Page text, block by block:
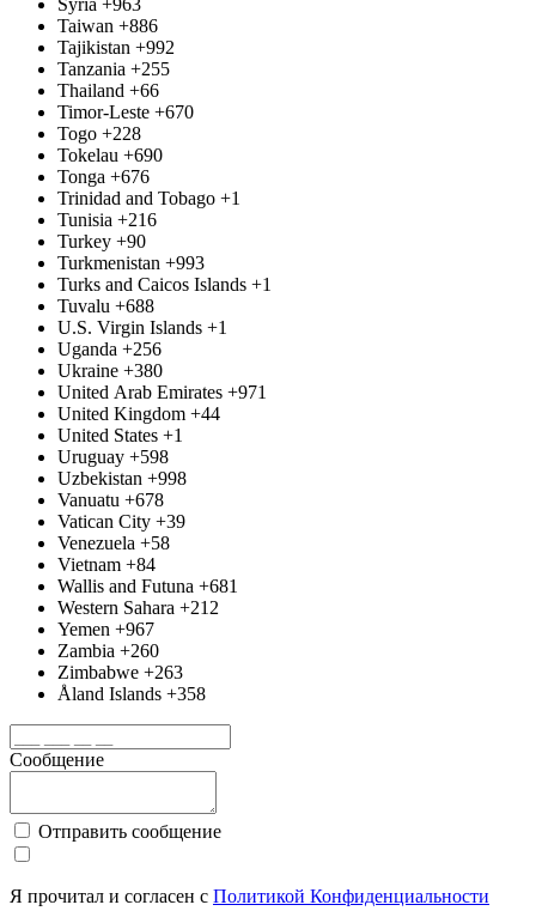
Syria +963
Taiwan +886
Tajikistan +992
Tanzania +255
Thailand +66
Timor-Leste +670
Togo +228
Tokelau +690
Tonga +676
Trinidad and Tobago +1
Tunisia +216
Turkey +90
Turkmenistan +993
Turks and Caicos Islands +1
Tuvalu +688
U.S. Virgin Islands +1
Uganda +256
Ukraine +380
United Arab Emirates +971
United Kingdom +44
United States +1
Uruguay +598
Uzbekistan +998
Vanuatu +678
Vatican City +39
Venezuela +58
Vietnam +84
Wallis and Futuna +681
Western Sahara +212
Yemen +967
Zambia +260
Zimbabwe +263
Åland Islands +358
Сообщение
Отправить сообщение
Я прочитал и согласен с Политикой Конфиденциальности